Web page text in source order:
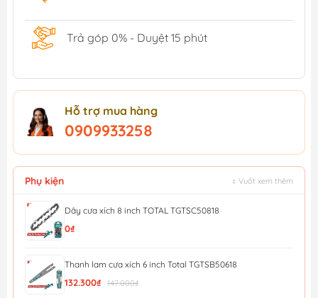
Trả góp 0% - Duyệt 15 phút
Hỗ trợ mua hàng
0909933258
Phụ kiện ↕ Vuốt xem thêm
Dây cưa xích 8 inch TOTAL TGTSC50818
0₫
Thanh lam cưa xích 6 inch Total TGTSB50618
132.300₫ 147.000₫